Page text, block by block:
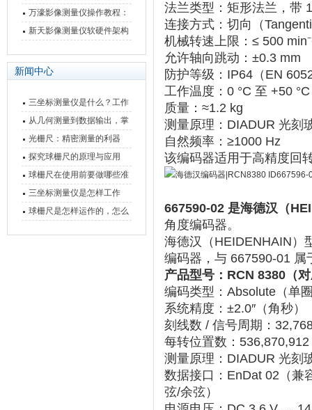
仪技术规格与应用解析
万濠影像测量仪操作教程：
从开机到出报告，新手也能
新天影像测量仪软硬件架构
新闻中心
三坐标测量仪是什么？工作
原理、分类与核心功能一次
讲清
从几何测量到数据输出，掌
握万濠影像测量仪的六大核
心能力
光栅尺：精密测量的利器
探究球栅尺的原理与应用
球栅尺在使用前要做哪些准
备工作？
三坐标测量仪是怎样工作
的，功能有什么优势？
球栅尺是怎样运作的，怎么
法兰类型 ‌：矩形法兰，带 ‌
连接方式 ‌：‌ 切向（
机械转速上限 ‌：‌ ≤ 500
允许轴向跳动 ‌：‌ ±0.3 mm
防护等级 ‌：‌ IP64 （EN
工作温度 ‌：‌ 0 °C 至 +50 °C
质量 ‌：‌ ≈1.2 kg
测量原理 ‌：‌ DIADUR 光刻
自然频率 ‌：‌ ≥1000 Hz
该编码器适用于高精度回
667590-02 是海德汉（
角度编码器。
海德汉（HEIDENHAIN）
编码器，与 667590-01 属
产品型号 ：RCN 8380（
编码类型 ‌：‌ Absolute（单
系统精度 ‌：‌ ±2.0″（角秒）
刻线数 / 信号周期 ‌：‌
每转位置数 ‌：‌
测量原理 ‌：‌ DIADUR 光刻
数据接口 ‌：‌ EnDat 02 （
弦/余弦）